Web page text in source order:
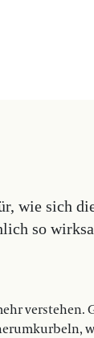
wie sich
so
verstehen.